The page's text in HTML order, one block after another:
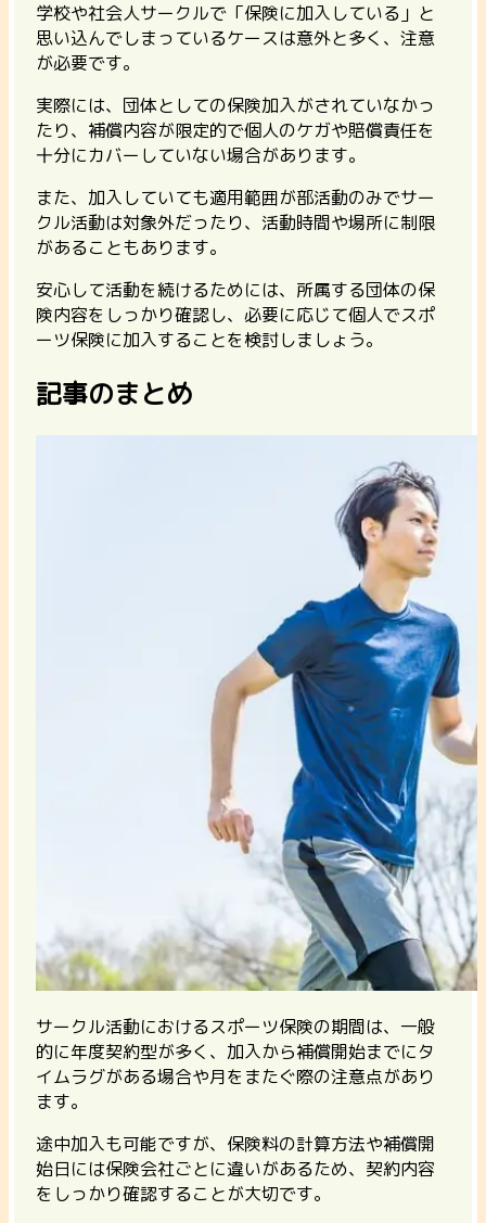
学校や社会人サークルで「保険に加入している」と
思い込んでしまっているケースは意外と多く、注意
が必要です。
実際には、団体としての保険加入がされていなかっ
たり、補償内容が限定的で個人のケガや賠償責任を
十分にカバーしていない場合があります。
また、加入していても適用範囲が部活動のみでサー
クル活動は対象外だったり、活動時間や場所に制限
があることもあります。
安心して活動を続けるためには、所属する団体の保
険内容をしっかり確認し、必要に応じて個人でスポ
ーツ保険に加入することを検討しましょう。
記事のまとめ
サークル活動におけるスポーツ保険の期間は、一般
的に年度契約型が多く、加入から補償開始までにタ
イムラグがある場合や月をまたぐ際の注意点があり
ます。
途中加入も可能ですが、保険料の計算方法や補償開
始日には保険会社ごとに違いがあるため、契約内容
をしっかり確認することが大切です。